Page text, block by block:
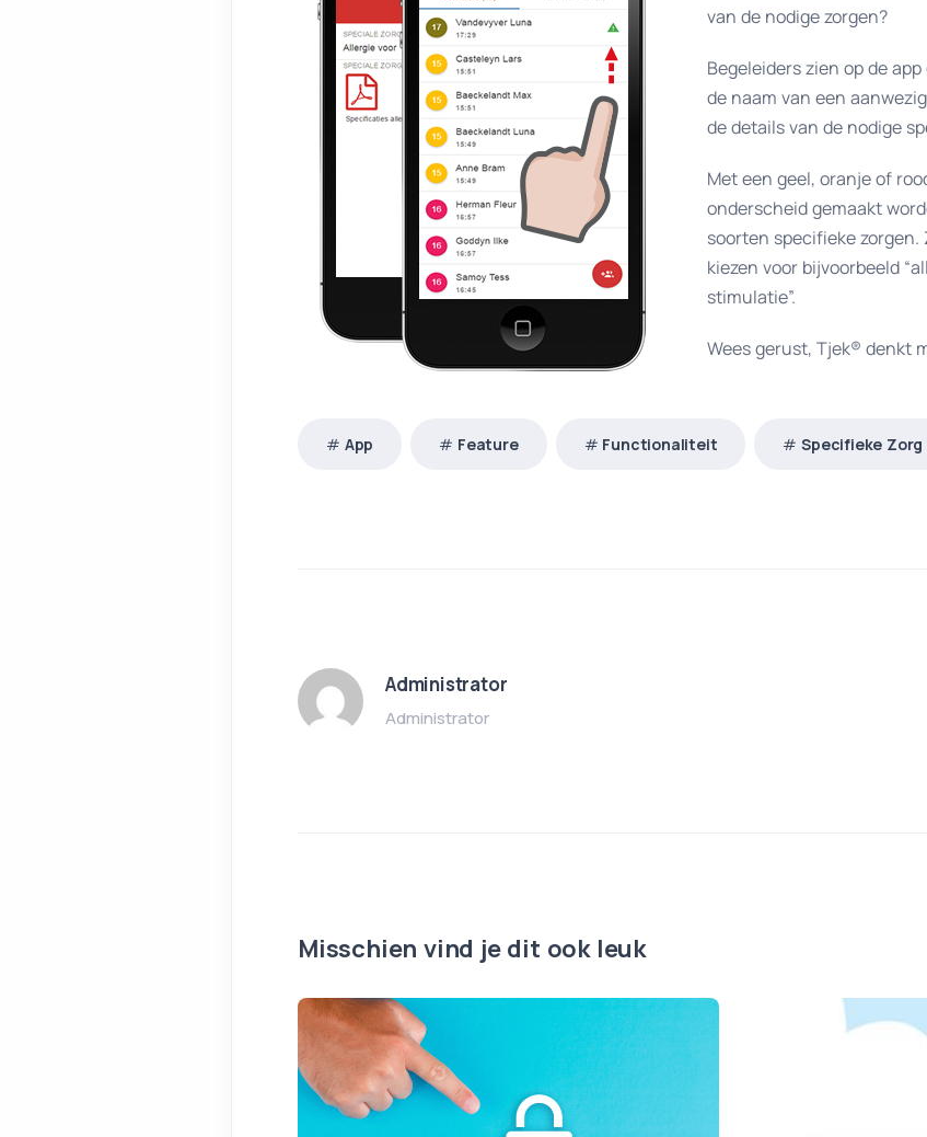
van de nodige zorgen?
Begeleiders zien op de
de naam van een
de details van de nodige
Met een geel, oranje of
onderscheid gemaakt
soorten specifieke
kiezen voor bijvoorbeeld
stimulatie”.
Wees gerust, Tjek® denkt
App Feature Functionaliteit Specifieke Zorg
Administrator
Administrator
Misschien vind je dit ook leuk